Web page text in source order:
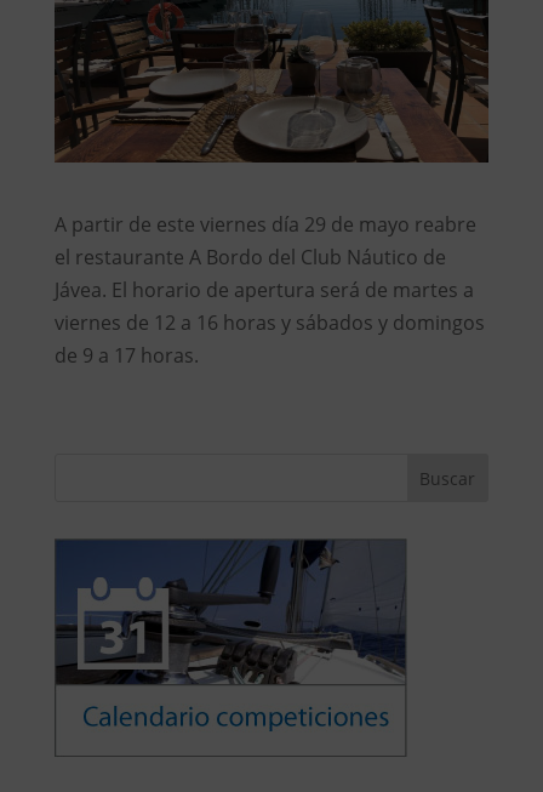
A partir de este viernes día 29 de mayo reabre
el restaurante A Bordo del Club Náutico de
Jávea. El horario de apertura será de martes a
viernes de 12 a 16 horas y sábados y domingos
de 9 a 17 horas.